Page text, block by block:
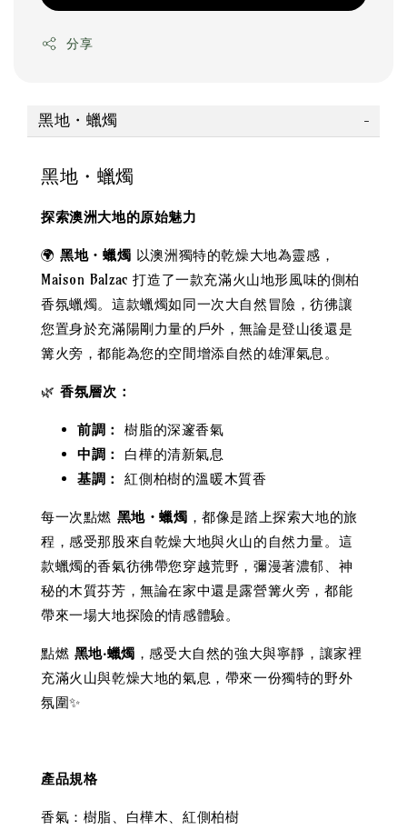
分享
黑地・蠟燭
黑地・蠟燭
探索澳洲大地的原始魅力
🌍黑地・蠟燭 以澳洲獨特的乾燥大地為靈感，
Maison Balzac 打造了一款充滿火山地形風味的側柏
香氛蠟燭。這款蠟燭如同一次大自然冒險，彷彿讓
您置身於充滿陽剛力量的戶外，無論是登山後還是
篝火旁，都能為您的空間增添自然的雄渾氣息。
🌿香氛層次：
前調：
樹脂的深邃香氣
中調：
白樺的清新氣息
基調：
紅側柏樹的溫暖木質香
每一次點燃 黑地・蠟燭 ，都像是踏上探索大地的旅
程，感受那股來自乾燥大地與火山的自然力量。這
款蠟燭的香氣彷彿帶您穿越荒野，彌漫著濃郁、神
秘的木質芬芳，無論在家中還是露營篝火旁，都能
帶來一場大地探險的情感體驗。
點燃 黑地‧蠟燭 ，感受大自然的強大與寧靜，讓家裡
充滿火山與乾燥大地的氣息，帶來一份獨特的野外
氛圍✨
產品規格
香氣：樹脂、白樺木、紅側柏樹